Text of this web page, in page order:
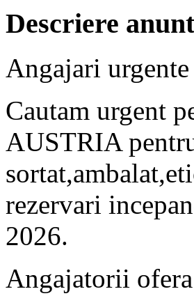
Descriere anunt
Angajari
Cautam urgent
AUSTRIA
rezervari
2026.
Angajatorii